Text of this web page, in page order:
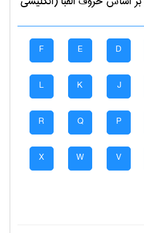
D
E
F
J
K
L
P
Q
R
V
W
X